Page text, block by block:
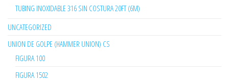
TUBING INOXIDABLE 316 SIN COSTURA 20FT (6M)
UNCATEGORIZED
UNION DE GOLPE (HAMMER UNION) CS
FIGURA 100
FIGURA 1502